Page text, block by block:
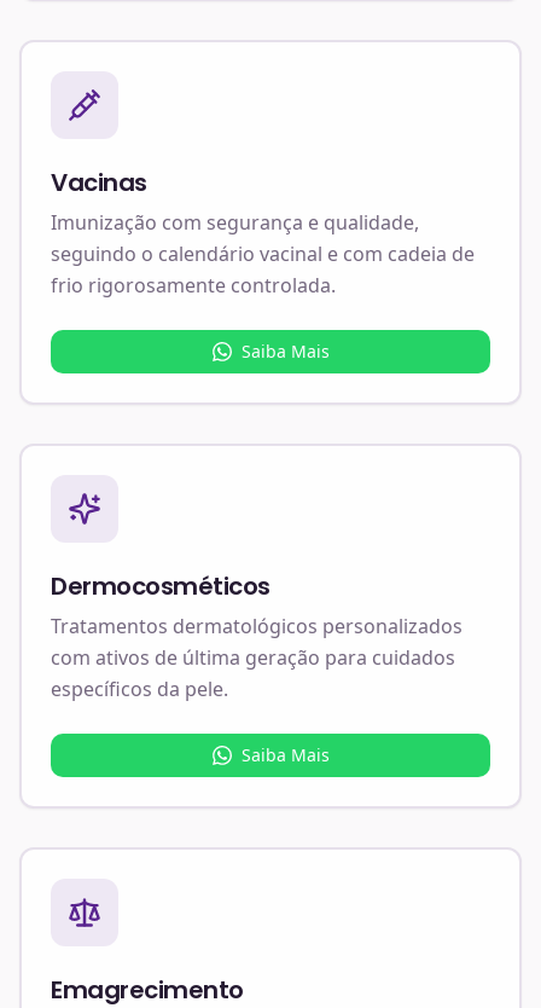
Vacinas
Imunização com segurança e qualidade,
seguindo o calendário vacinal e com cadeia de
frio rigorosamente controlada.
Saiba Mais
Dermocosméticos
Tratamentos dermatológicos personalizados
com ativos de última geração para cuidados
específicos da pele.
Saiba Mais
Emagrecimento